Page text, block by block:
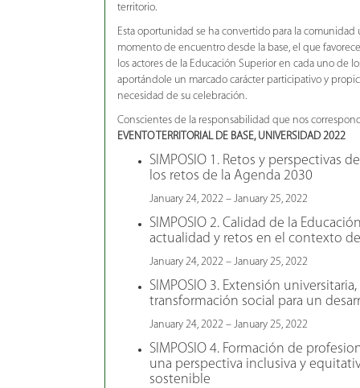
territorio.
Esta oportunidad se ha convertido para la comunidad
momento de encuentro desde la base, el que
los actores de la Educación Superior en cada uno de
aportándole un marcado carácter participativo y
necesidad de su celebración.
Conscientes de la responsabilidad que nos
EVENTO TERRITORIAL DE BASE, UNIVERSIDAD 2022
SIMPOSIO 1. Retos y perspectivas
los retos de la Agenda 2030
January 24, 2022 – January 25, 2022
SIMPOSIO 2. Calidad de la
actualidad y retos en el contexto
January 24, 2022 – January 25, 2022
SIMPOSIO 3. Extensión
transformación social para un
January 24, 2022 – January 25, 2022
SIMPOSIO 4. Formación de
una perspectiva inclusiva y
sostenible